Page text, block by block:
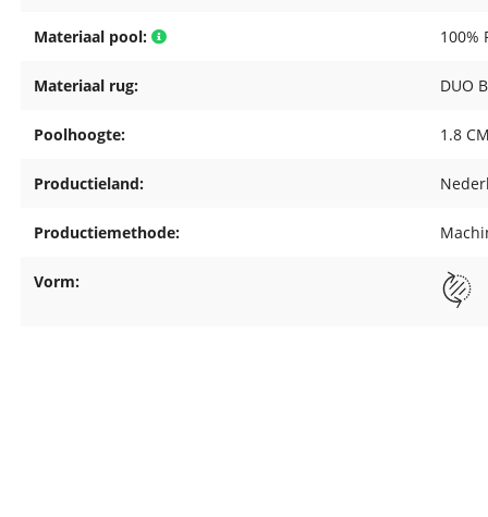
Materiaal pool: 100%
Materiaal rug: DUO
Poolhoogte: 1.8
Productieland:
Productiemethode:
Vorm: